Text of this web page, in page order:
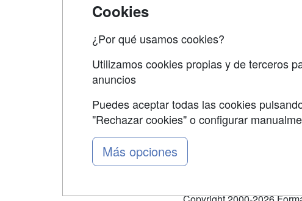
Grupo formazion:
Cookies
¿Por qué usamos cookies?
Utilizamos cookies propias y de terceros
anuncios
Puedes aceptar todas las cookies
"Rechazar cookies" o configurar
Más opciones